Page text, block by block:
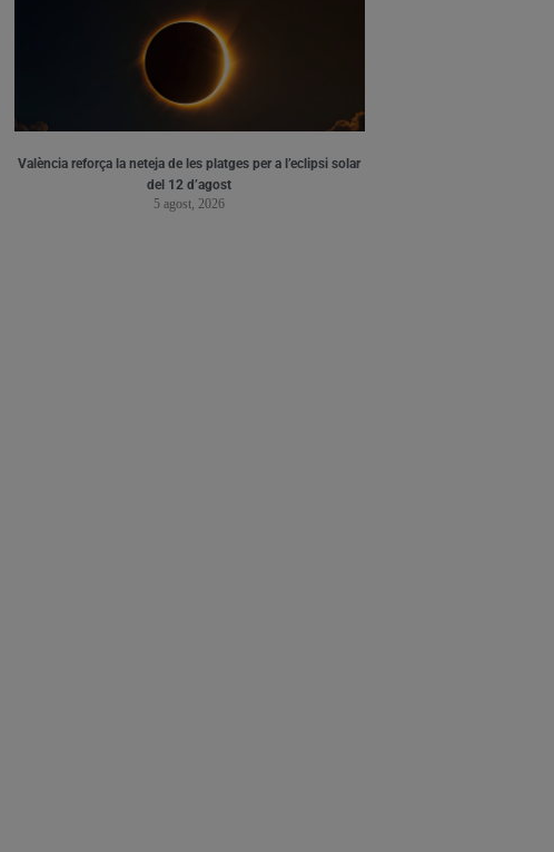
València reforça la neteja de les platges per a l’eclipsi solar
del 12 d’agost
5 agost, 2026